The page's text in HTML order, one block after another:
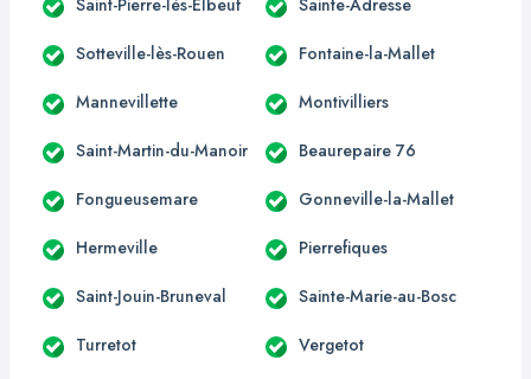
Sotteville-lès-Rouen Fontaine-la-Mallet
Mannevillette Montivilliers
Saint-Martin-du-Manoir Beaurepaire 76
Fongueusemare Gonneville-la-Mallet
Hermeville Pierrefiques
Saint-Jouin-Bruneval Sainte-Marie-au-Bosc
Turretot Vergetot